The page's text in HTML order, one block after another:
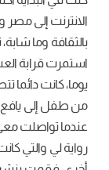
الانترنت إلى مصر
بالثقافة وما شابة،
استمرت قرابة
يوما،كانت دائما
من طفل إلى يافع
عندما تواصلت
رواية لي والتي